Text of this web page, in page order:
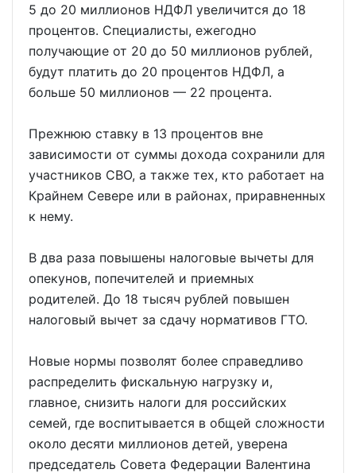
5 до 20 миллионов НДФЛ увеличится до 18
процентов. Специалисты, ежегодно
получающие от 20 до 50 миллионов рублей,
будут платить до 20 процентов НДФЛ, а
больше 50 миллионов — 22 процента.
Прежнюю ставку в 13 процентов вне
зависимости от суммы дохода сохранили для
участников СВО, а также тех, кто работает на
Крайнем Севере или в районах, приравненных
к нему.
В два раза повышены налоговые вычеты для
опекунов, попечителей и приемных
родителей. До 18 тысяч рублей повышен
налоговый вычет за сдачу нормативов ГТО.
Новые нормы позволят более справедливо
распределить фискальную нагрузку и,
главное, снизить налоги для российских
семей, где воспитывается в общей сложности
около десяти миллионов детей, уверена
председатель Совета Федерации Валентина